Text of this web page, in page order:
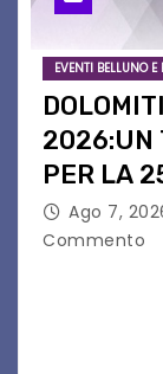
EVENTI BELLUNO
2026:UN
PER LA
Ago 7,
Commento